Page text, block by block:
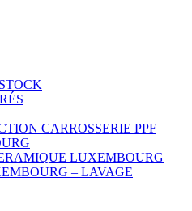
CARROSSERIE PPF
LUXEMBOURG
– LAVAGE